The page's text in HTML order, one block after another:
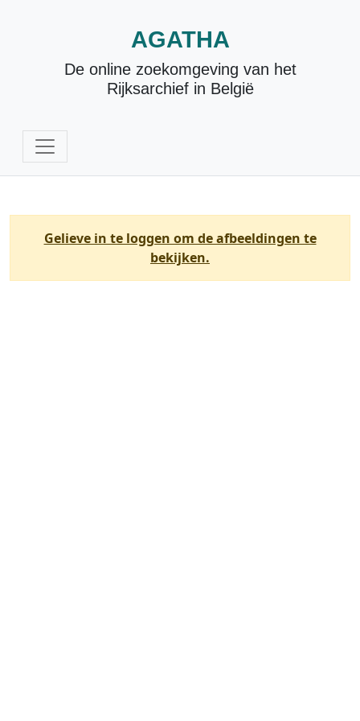
AGATHA
De online zoekomgeving van het
Rijksarchief in België
Gelieve in te loggen om de afbeeldingen te
bekijken.